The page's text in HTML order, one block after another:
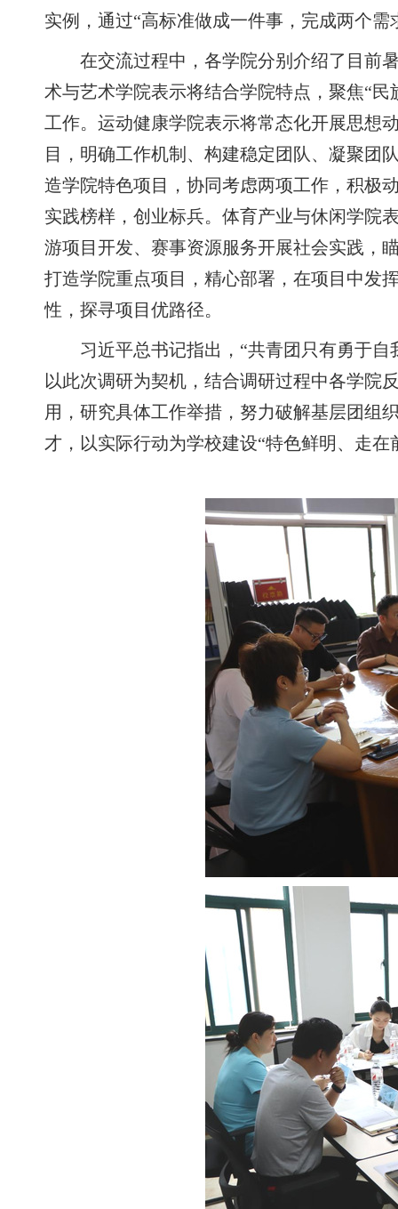
实例，通过“高标准做成一件事，完成两个
在交流过程中，各学院分别 介绍了目前
术与艺术学院表示将结合学院特点，聚焦“民
工作。运动健康学院表示将常态化开展思想
目，明确工作机制、构建稳定团队、凝聚团
造学院特色项目，协同考虑两项工作，积极
实践榜样，创业标兵。体育产业与休闲学院
游项目开发、赛事资源服务开展社会实践，
打造学院重点项目，精心部署，在项目中发
性，探寻项目优路径。
习近平总书记指出， “共青团只有勇于
以此次调研为契机，结合调研过程中各学院
用，研究具体工作举措，努力破解基层团组
才，以实际行动为学校建设“特色鲜明、走